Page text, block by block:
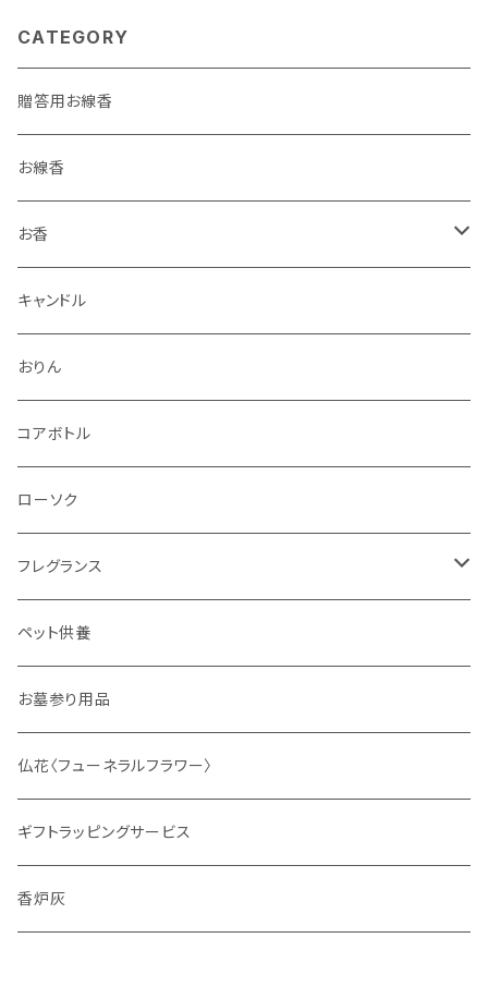
CATEGORY
贈答用お線香
お線香
お香
香立・香皿
キャンドル
おりん
コアボトル
ローソク
フレグランス
ディフューザー
サシェ
ペット供養
お墓参り用品
仏花〈フューネラルフラワー〉
ギフトラッピングサービス
香炉灰